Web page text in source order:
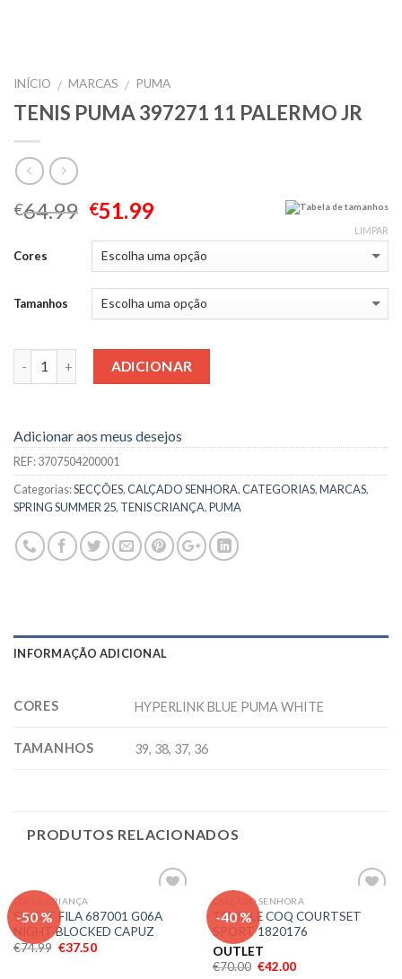
INÍCIO / MARCAS / PUMA
TENIS PUMA 397271 11 PALERMO JR
€64.99 €51.99 Tabela de tamanhos
Cores
Tamanhos
LIMPAR
Quantidade ADICIONAR
Adicionar aos meus desejos
REF:3707504200001
Categorias:SECÇÕES,CALÇADO SENHORA,CATEGORIAS,MARCAS,
SPRING SUMMER 25, TENIS CRIANÇA,PUMA
INFORMAÇÃO ADICIONAL
CORES HYPERLINK BLUE PUMA WHITE
TAMANHOS 39, 38, 37, 36
PRODUTOS RELACIONADOS
-50 %
aos meus
desejos
TEXTIL CRIANÇA
SWEAT FILA 687001 G06A
NIGHT BLOCKED CAPUZ
€74.99 €37.50
-40 %
aos meus
CALÇADO SENHORA
TENIS LE COQ COURTSET
SPORT 1820176
OUTLET
€70.00 €42.00